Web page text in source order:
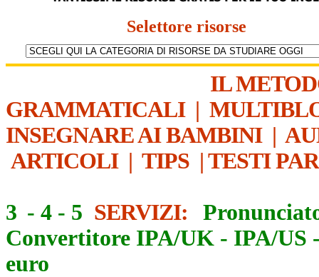
Selettore risorse
IL
GRAMMATICALI|
INSEGNARE AI BAMBINI|
ARTICOLI| TIPS | TESTI
3 - 4 - 5 SERVIZI:
Convertitore IPA/UK - IPA/US
euro